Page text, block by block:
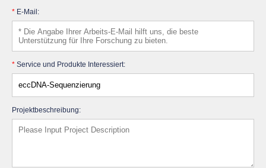
* E-Mail:
* Service und Produkte Interessiert:
Projektbeschreibung: